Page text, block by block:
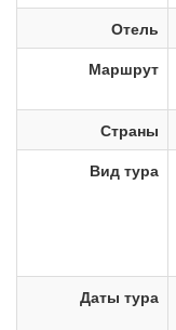
Отель
Маршрут
Страны
Вид тура
Даты тура